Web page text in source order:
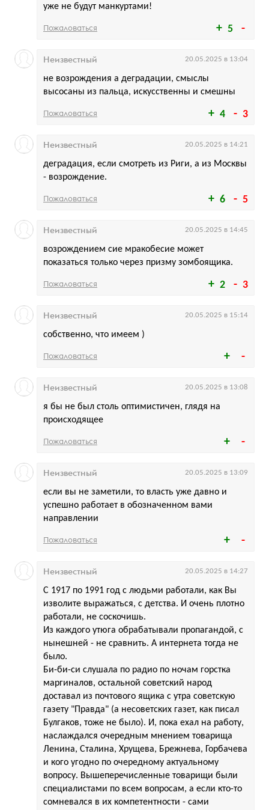
5
уже не будут манкуртами!
Пожаловаться
4 3
не возрождения а деградации, смыслы
высосаны из пальца, искусственны и смешны
Неизвестный 20.05.2025 в 13:04
Пожаловаться
6 5
деградация, если смотреть из Риги, а из Москвы
- возрождение.
Неизвестный 20.05.2025 в 14:21
Пожаловаться
2 3
возрождением сие мракобесие может
показаться только через призму зомбоящика.
Неизвестный 20.05.2025 в 14:45
Пожаловаться
собственно, что имеем )
Неизвестный 20.05.2025 в 15:14
Пожаловаться
я бы не был столь оптимистичен, глядя на
происходящее
Неизвестный 20.05.2025 в 13:08
Пожаловаться
если вы не заметили, то власть уже давно и
успешно работает в обозначенном вами
направлении
Неизвестный 20.05.2025 в 13:09
Пожаловаться
С 1917 по 1991 год с людьми работали, как Вы
изволите выражаться, с детства. И очень плотно
работали, не соскочишь.
Из каждого утюга обрабатывали пропагандой, с
нынешней - не сравнить. А интернета тогда не
было.
Би-би-си слушала по радио по ночам горстка
маргиналов, остальной советский народ
доставал из почтового ящика с утра советскую
газету "Правда" (а несоветских газет, как писал
Булгаков, тоже не было). И, пока ехал на работу,
наслаждался очередным мнением товарища
Ленина, Сталина, Хрущева, Брежнева, Горбачева
и кого угодно по очередному актуальному
вопросу. Вышеперечисленные товарищи были
специалистами по всем вопросам, а если кто-то
сомневался в их компетентности - сами
Неизвестный 20.05.2025 в 14:27